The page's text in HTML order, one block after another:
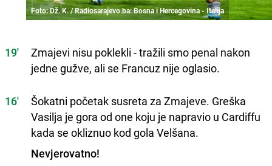
Foto: Dž. K. / Radiosarajevo.ba: Bosna i Hercegovina - Italija
19'
Zmajevi nisu poklekli - tražili smo penal nakon
jedne gužve, ali se Francuz nije oglasio.
16'
Šokatni početak susreta za Zmajeve. Greška
Vasilja je gora od one koju je napravio u Cardiffu
kada se okliznuo kod gola Velšana.
Nevjerovatno!